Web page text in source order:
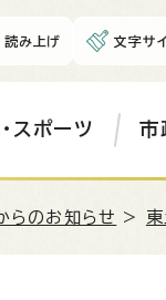
読み上げ 文字サ
スポーツ 市
らのお知らせ >